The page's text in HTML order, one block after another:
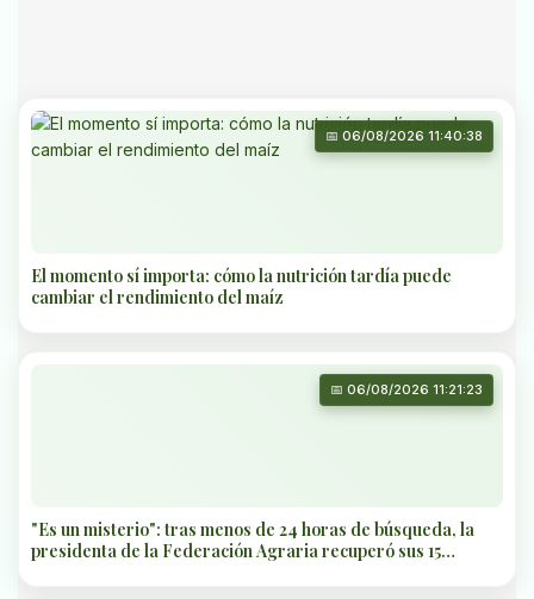
📅 06/08/2026 11:40:38
El momento sí importa: cómo la nutrición tardía puede
cambiar el rendimiento del maíz
📅 06/08/2026 11:21:23
"Es un misterio": tras menos de 24 horas de búsqueda, la
presidenta de la Federación Agraria recuperó sus 15